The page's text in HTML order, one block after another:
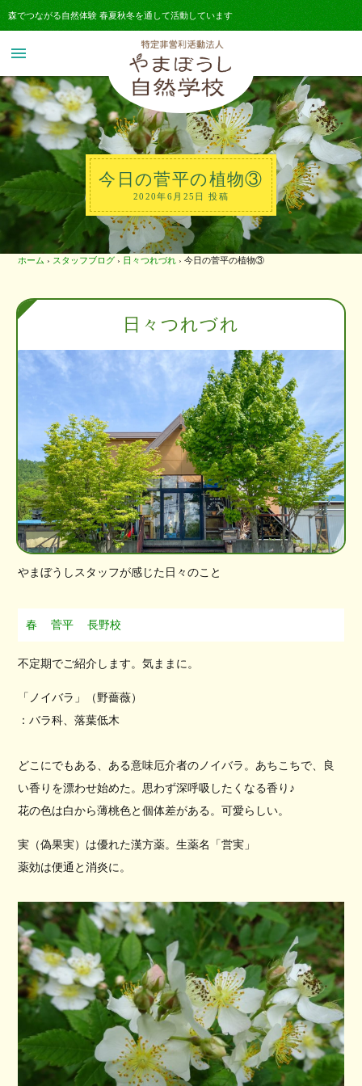
森でつながる自然体験 春夏秋冬を通して活動しています
menu
今日の菅平の植物③
2020年6月25日 投稿
ホーム › スタッフブログ › 日々つれづれ › 今日の菅平の植物③
日々つれづれ
やまぼうしスタッフが感じた日々のこと
春 菅平 長野校
不定期でご紹介します。気ままに。
「ノイバラ」（野薔薇）
：バラ科、落葉低木
どこにでもある、ある意味厄介者のノイバラ。あちこちで、良
い香りを漂わせ始めた。思わず深呼吸したくなる香り♪
花の色は白から薄桃色と個体差がある。可愛らしい。
実（偽果実）は優れた漢方薬。生薬名「営実」
薬効は便通と消炎に。